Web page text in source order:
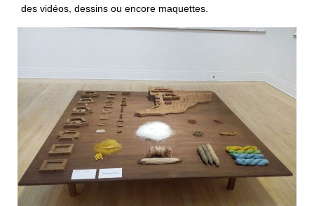
des vidéos, dessins ou encore maquettes.